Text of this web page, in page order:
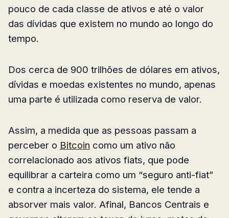
pouco de cada classe de ativos e até o valor
das dívidas que existem no mundo ao longo do
tempo.
Dos cerca de 900 trilhões de dólares em ativos,
dívidas e moedas existentes no mundo, apenas
uma parte é utilizada como reserva de valor.
Assim, a medida que as pessoas passam a
perceber o Bitcoin como um ativo não
correlacionado aos ativos fiats, que pode
equilibrar a carteira como um “seguro anti-fiat”
e contra a incerteza do sistema, ele tende a
absorver mais valor. Afinal, Bancos Centrais e